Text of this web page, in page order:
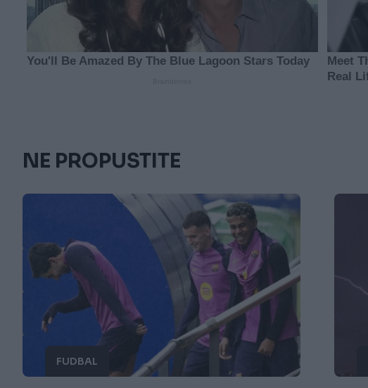
NE PROPUSTITE
FUDBAL